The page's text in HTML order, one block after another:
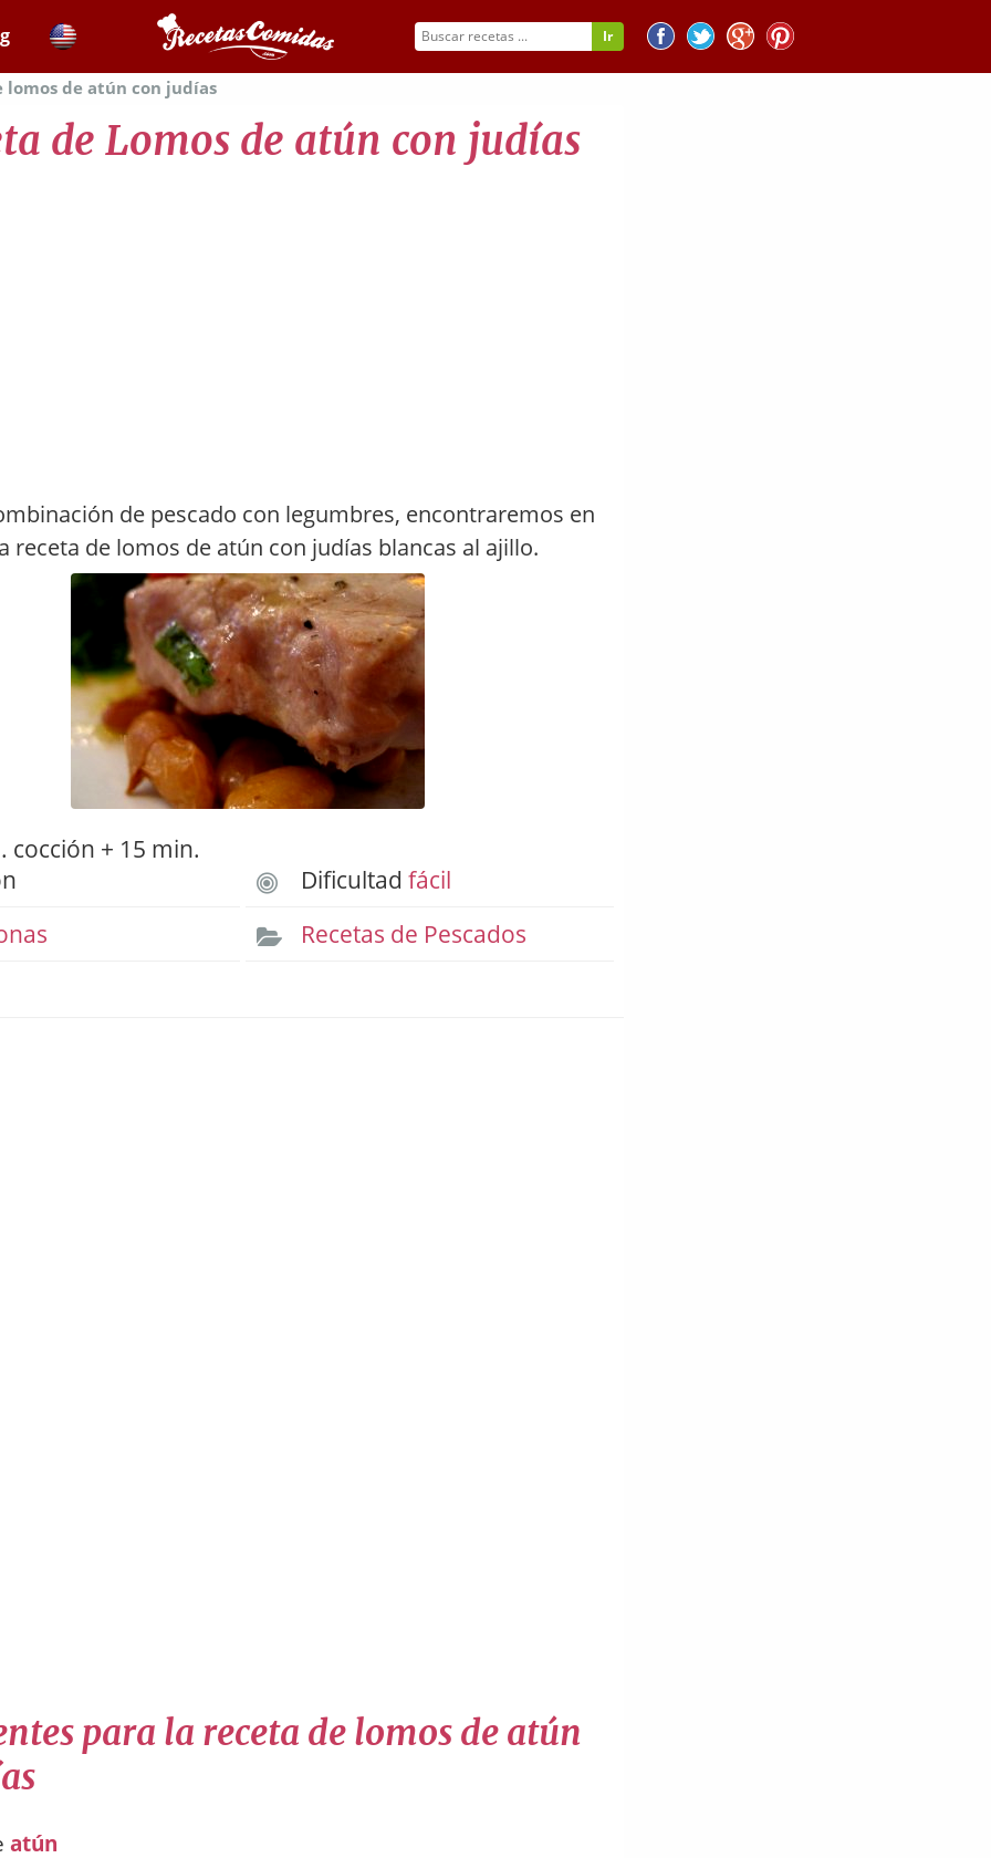
lomos de atún con judías
de Lomos de atún con judías
de pescado con legumbres, encontraremos en
receta de lomos de atún con judías blancas al ajillo.
cocción + 15 min.
Dificultadfácil
Recetas de Pescados
para la receta de lomos de atún
atún